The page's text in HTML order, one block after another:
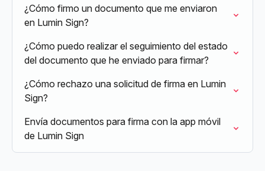
¿Cómo firmo un documento que me enviaron
en Lumin Sign?
¿Cómo puedo realizar el seguimiento del estado
del documento que he enviado para firmar?
¿Cómo rechazo una solicitud de firma en Lumin
Sign?
Envía documentos para firma con la app móvil
de Lumin Sign